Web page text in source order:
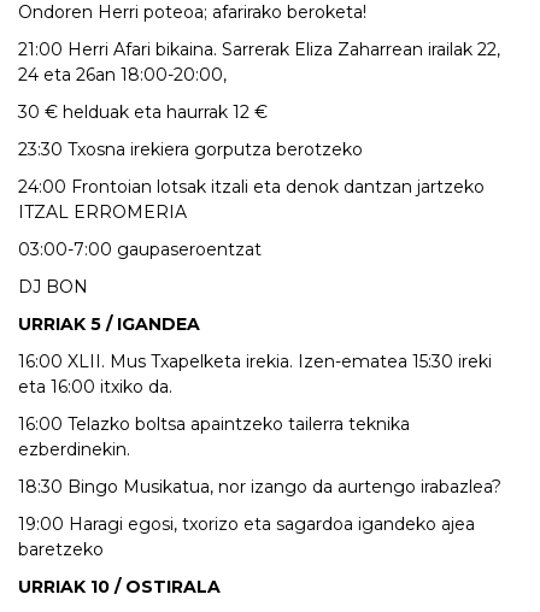
Ondoren Herri poteoa; afarirako beroketa!
21:00 Herri Afari bikaina. Sarrerak Eliza Zaharrean irailak 22,
24 eta 26an 18:00-20:00,
30 € helduak eta haurrak 12 €
23:30 Txosna irekiera gorputza berotzeko
24:00 Frontoian lotsak itzali eta denok dantzan jartzeko
ITZAL ERROMERIA
03:00-7:00 gaupaseroentzat
DJ BON
URRIAK 5 / IGANDEA
16:00 XLII. Mus Txapelketa irekia. Izen-ematea 15:30 ireki
eta 16:00 itxiko da.
16:00 Telazko boltsa apaintzeko tailerra teknika
ezberdinekin.
18:30 Bingo Musikatua, nor izango da aurtengo irabazlea?
19:00 Haragi egosi, txorizo eta sagardoa igandeko ajea
baretzeko
URRIAK 10 / OSTIRALA